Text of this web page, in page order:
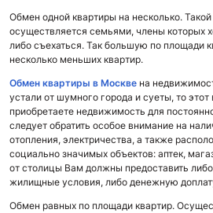
Обмен одной квартиры на несколько.
осуществляется семьями, члены которых
либо съехаться. Так большую по площади
несколько меньших квартир.
Обмен квартиры в Москве на
устали от шумного города и суеты, то
приобретаете недвижимость для
следует обратить особое внимание на
отопления, электричества, а также
социально значимых объектов: аптек,
от столицы Вам должны предоставить
жилищные условия, либо денежную
Обмен равных по площади квартир.